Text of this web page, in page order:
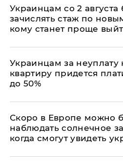
Украинцам со 2 августа
зачислять стаж по
кому станет проще
Украинцам за неуплату
квартиру придется
до 50%
Скоро в Европе можно
наблюдать солнечное
когда смогут увидеть